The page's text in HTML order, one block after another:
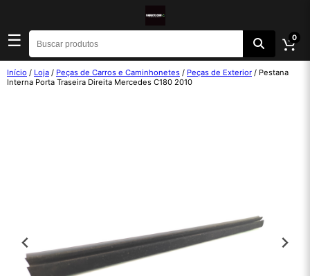
☰ 0
Início / Loja / Peças de Carros e Caminhonetes / Peças de Exterior / Pestana
Interna Porta Traseira Direita Mercedes C180 2010